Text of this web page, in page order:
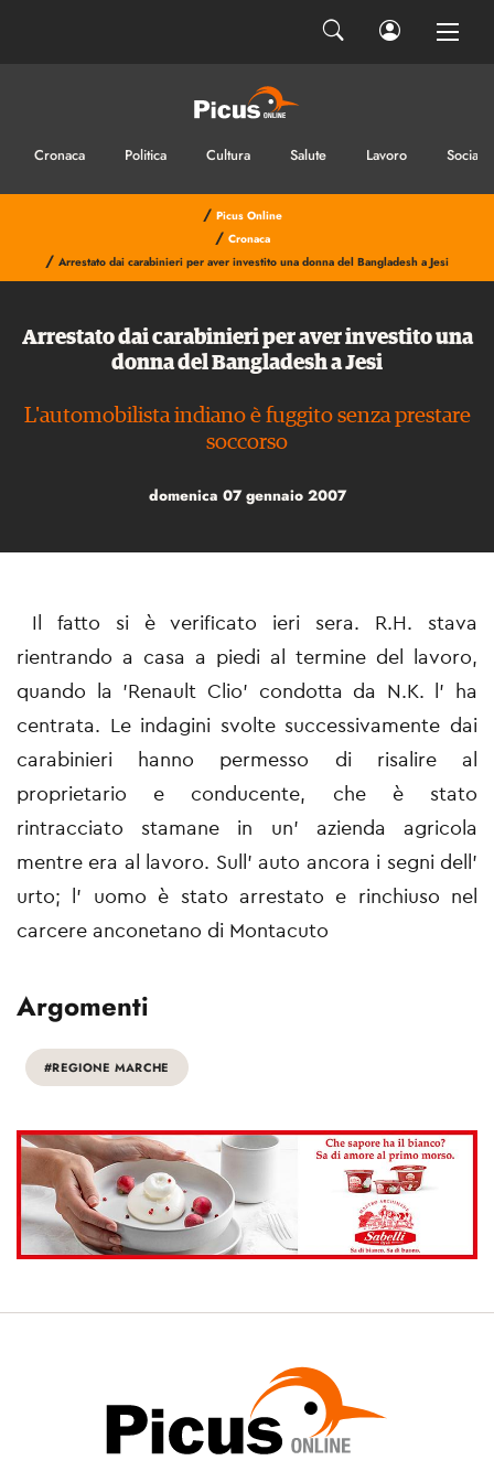
Cronaca Politica Cultura Salute Lavoro Sociale
/ Picus Online
/ Cronaca
/ Arrestato dai carabinieri per aver investito una donna del Bangladesh a Jesi
Arrestato dai carabinieri per aver investito una
donna del Bangladesh a Jesi
L'automobilista indiano è fuggito senza prestare
soccorso
domenica 07 gennaio 2007
Il fatto si è verificato ieri sera. R.H. stava
rientrando a casa a piedi al termine del lavoro,
quando la 'Renault Clio' condotta da N.K. l' ha
centrata. Le indagini svolte successivamente dai
carabinieri hanno permesso di risalire al
proprietario e conducente, che è stato
rintracciato stamane in un' azienda agricola
mentre era al lavoro. Sull' auto ancora i segni dell'
urto; l' uomo è stato arrestato e rinchiuso nel
carcere anconetano di Montacuto
Argomenti
#REGIONE MARCHE